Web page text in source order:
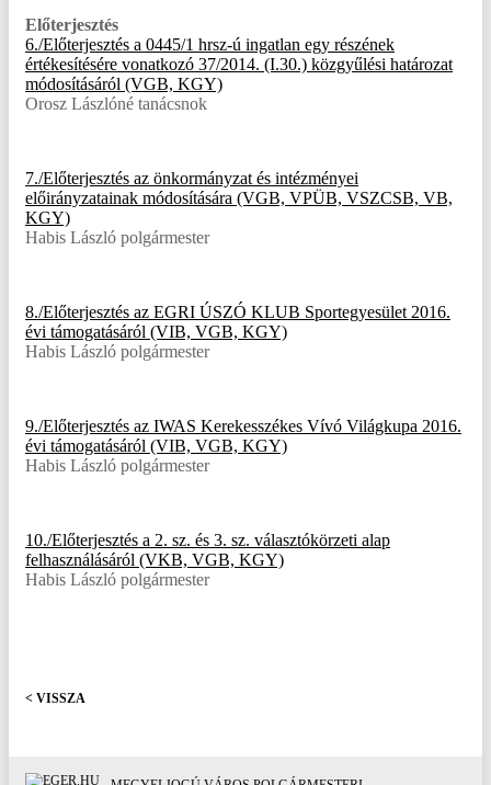
Előterjesztés
6./Előterjesztés a 0445/1 hrsz-ú ingatlan egy részének
értékesítésére vonatkozó 37/2014. (I.30.) közgyűlési határozat
módosításáról (VGB, KGY)
Orosz Lászlóné tanácsnok
7./Előterjesztés az önkormányzat és intézményei
előirányzatainak módosítására (VGB, VPÜB, VSZCSB, VB,
KGY)
Habis László polgármester
8./Előterjesztés az EGRI ÚSZÓ KLUB Sportegyesület 2016.
évi támogatásáról (VIB, VGB, KGY)
Habis László polgármester
9./Előterjesztés az IWAS Kerekesszékes Vívó Világkupa 2016.
évi támogatásáról (VIB, VGB, KGY)
Habis László polgármester
10./Előterjesztés a 2. sz. és 3. sz. választókörzeti alap
felhasználásáról (VKB, VGB, KGY)
Habis László polgármester
< VISSZA